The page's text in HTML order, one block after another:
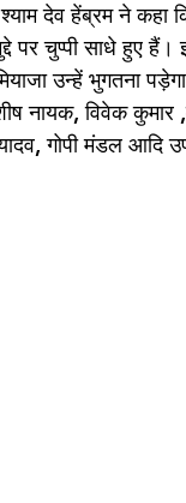
देव हेंब्रम ने कहा कि
पर चुप्पी साधे हुए
उन्हें भुगतना
नायक, विवेक कुमार
गोपी मंडल आदि